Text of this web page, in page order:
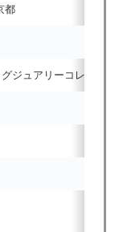
都
ジュアリーコレクシ